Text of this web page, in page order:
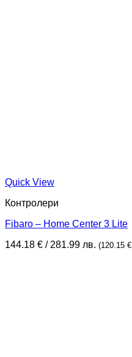
Quick View
Контролери
Fibaro – Home Center 3 Lite
144.18 € / 281.99 лв. (120.15 €